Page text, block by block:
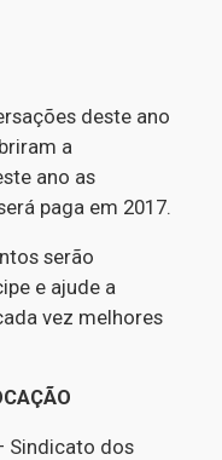
deste ano
a
ano as
paga em 2017.
serão
e ajude a
vez melhores
Sindicato dos